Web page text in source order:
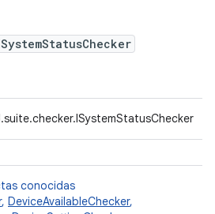
conocidas
, DeviceAvailableChecker,